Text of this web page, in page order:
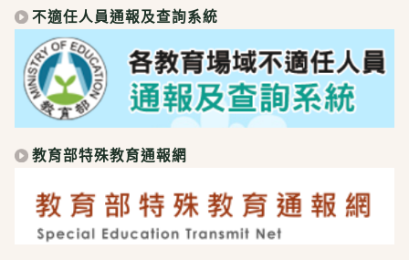
不適任人員通報及查詢系統
教育部特殊教育通報網